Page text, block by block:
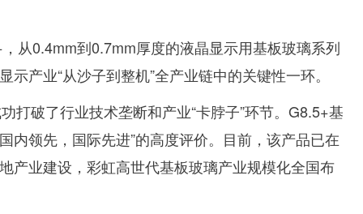
0.4mm到0.7mm厚度的液晶显示用基板玻璃系列
产业“从沙子到整机”全产业链中的关键性一环。
破了行业技术垄断和产业“卡脖子”环节。G8.5+基
内领先，国际先进”的高度评价。目前，该产品已在
产业建设，彩虹高世代基板玻璃产业规模化全国布